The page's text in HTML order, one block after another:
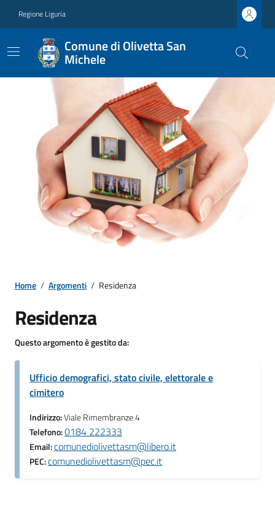
Regione Liguria
Comune di Olivetta San
Michele
Home / Argomenti / Residenza
Residenza
Questo argomento è gestito da:
Ufficio demografici, stato civile, elettorale e
cimitero
Indirizzo:Viale Rimembranze 4
Telefono:0184 222333
Email:comunediolivettasm@libero.it
PEC:comunediolivettasm@pec.it